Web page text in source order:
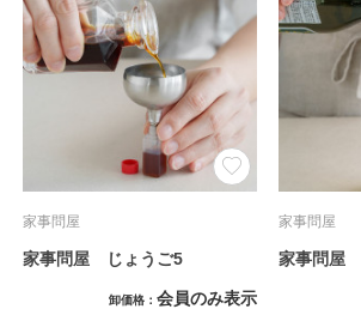
家事問屋
家事問屋 じょうご5
卸価格 会員のみ表示
家事問屋
家事問屋